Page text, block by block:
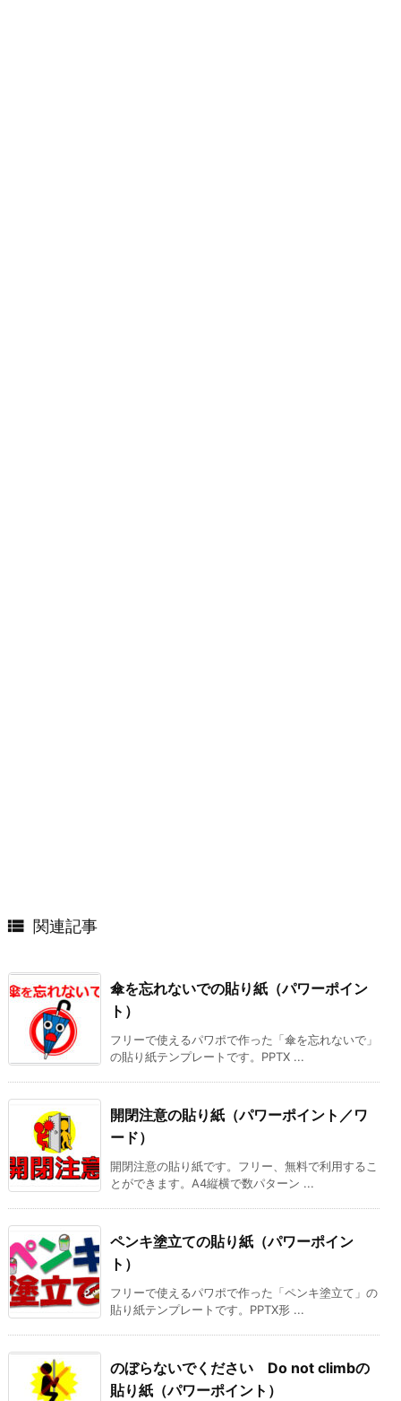
 関連記事
傘を忘れないでの貼り紙（パワーポイン
ト）
フリーで使えるパワポで作った「傘を忘れないで」
の貼り紙テンプレートです。PPTX ...
開閉注意の貼り紙（パワーポイント／ワ
ード）
開閉注意の貼り紙です。フリー、無料で利用するこ
とができます。A4縦横で数パターン ...
ペンキ塗立ての貼り紙（パワーポイン
ト）
フリーで使えるパワポで作った「ペンキ塗立て」の
貼り紙テンプレートです。PPTX形 ...
のぼらないでください Do not climbの
貼り紙（パワーポイント）